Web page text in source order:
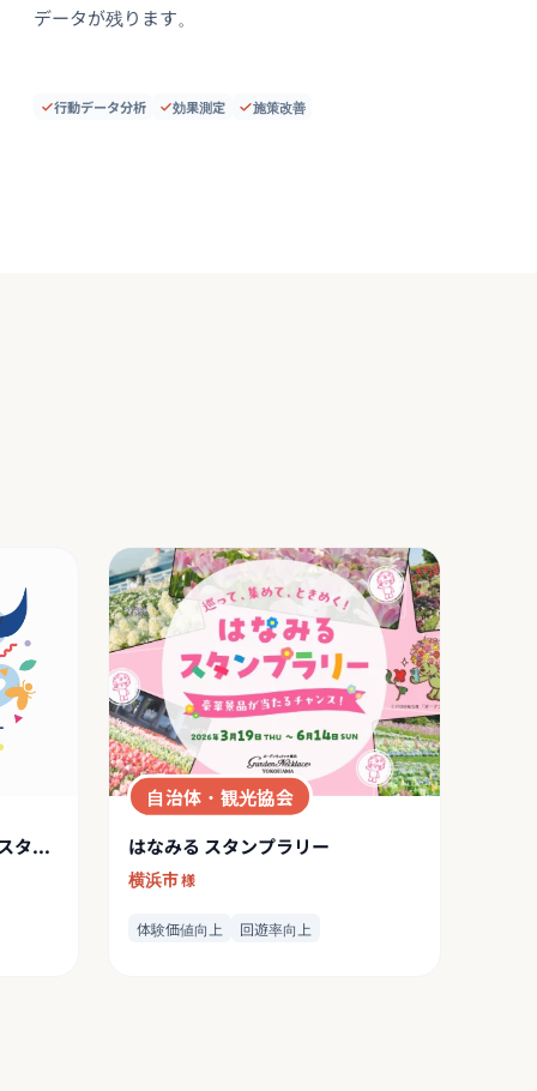
データが残ります。
行動データ分析 効果測定 施策改善
カダンフェス 2025 デジタルスタンプラリー
自治体・観光協会
はなみる スタンプラリー
横浜市様
体験価値向上 回遊率向上